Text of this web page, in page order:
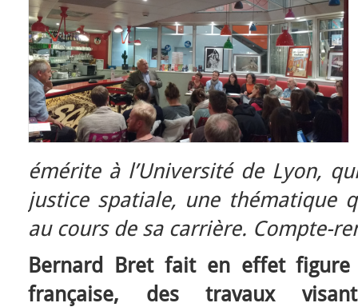
émérite à l’Université de Lyon,
justice spatiale, une thématique
au cours de sa carrière. Compte-
Bernard Bret fait en effet
française, des travaux